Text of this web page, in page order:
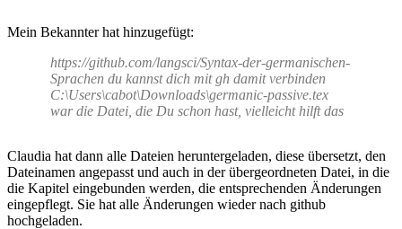
Mein Bekannter hat hinzugefügt:
https://github.com/langsci/Syntax-der-germanischen-
Sprachen du kannst dich mit gh damit verbinden
C:\Users\cabot\Downloads\germanic-passive.tex
war die Datei, die Du schon hast, vielleicht hilft das
Claudia hat dann alle Dateien heruntergeladen, diese übersetzt, den
Dateinamen angepasst und auch in der übergeordneten Datei, in die
die Kapitel eingebunden werden, die entsprechenden Änderungen
eingepflegt. Sie hat alle Änderungen wieder nach github
hochgeladen.